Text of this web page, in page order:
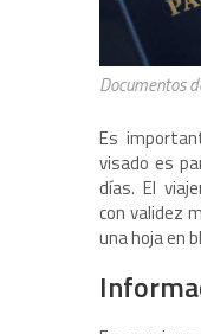
Documentos
Es
visado es
días. El
con validez
una hoja en